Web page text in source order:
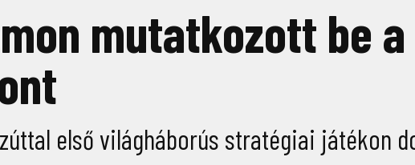
mutatkozott be
első világháborús stratégiai játékon